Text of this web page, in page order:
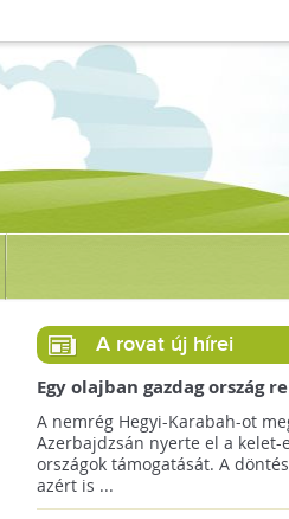
A rovat új hírei
Egy olajban gazdag ország
jövőre a COP29 klímacsúcsot
A nemrég Hegyi-Karabah-ot
Azerbajdzsán nyerte el a kelet-
országok támogatását. A
azért is ...